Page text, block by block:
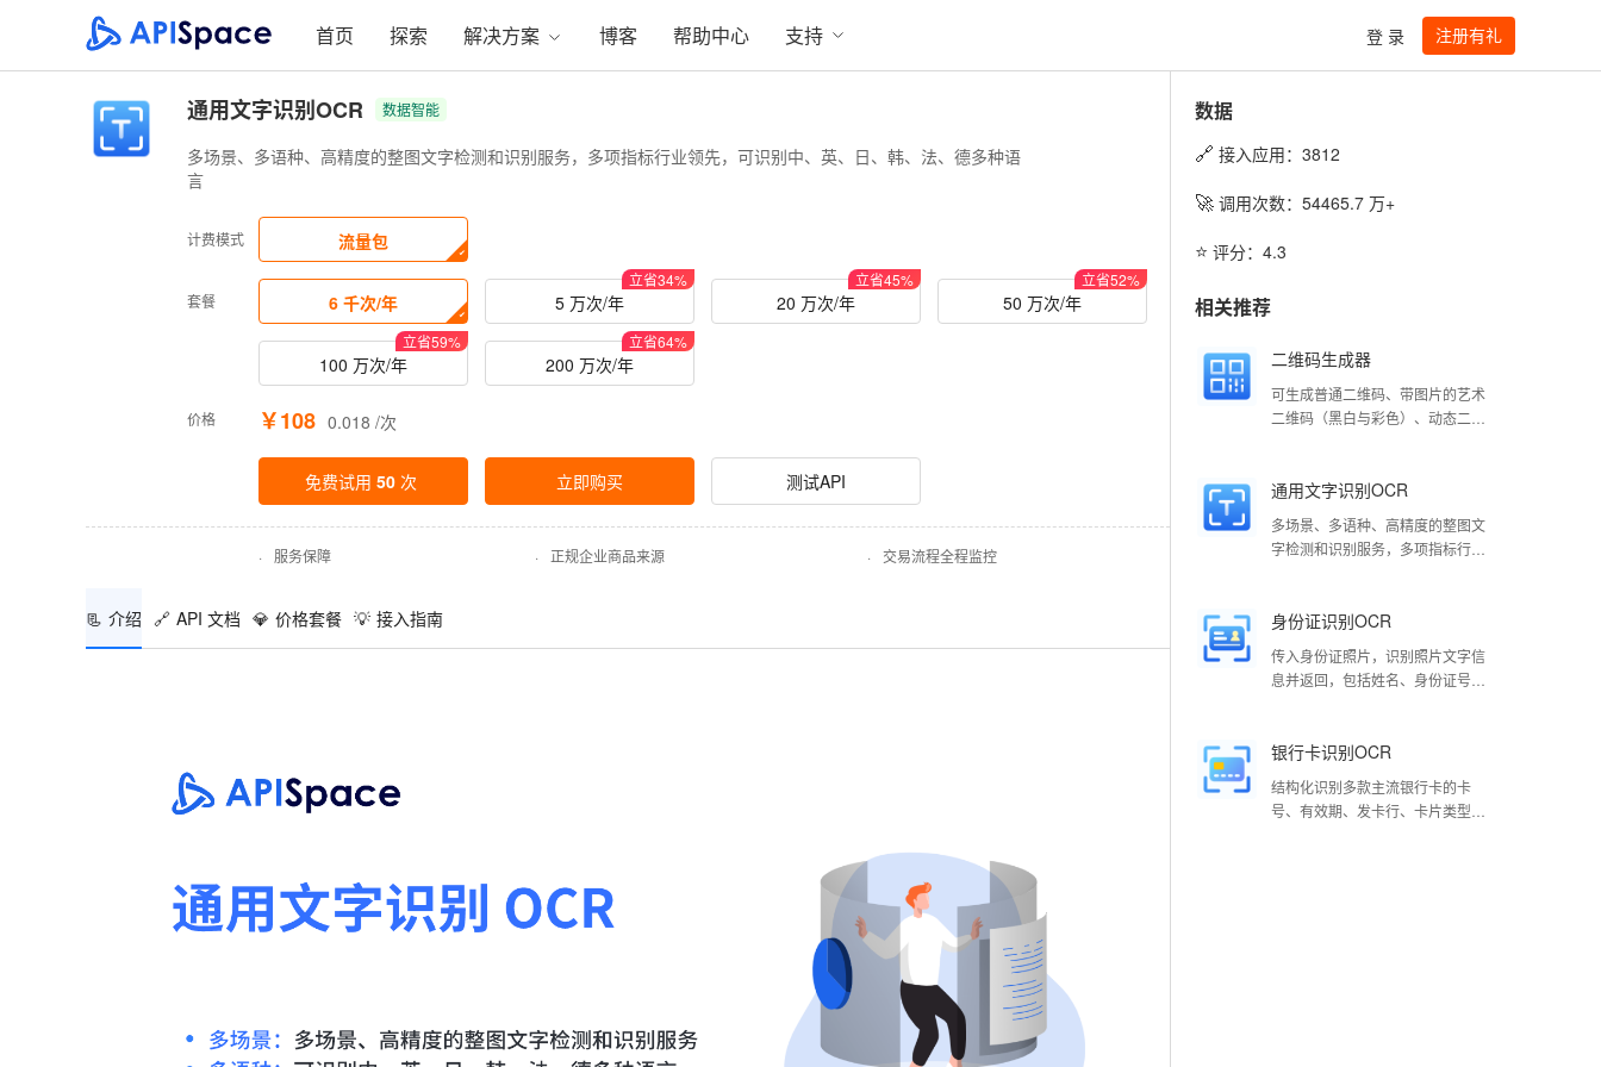
首页 探索 解决方案 博客 帮助中心 支持 登 录 注册有礼
通用文字识别OCR 数据智能
多场景、多语种、高精度的整图文字检测和识别服务，多项指标行业领先，可识别中、英、日、韩、法、德多种语
言
计费模式 流量包
套餐 6 千次/年 5 万次/年
立省34%
20 万次/年
立省45%
50 万次/年
立省52%
100 万次/年
立省59%
200 万次/年
立省64%
价格 ￥108 0.018 /次
免费试用 50 次 立即购买 测试API
· 服务保障 · 正规企业商品来源 · 交易流程全程监控
📃 介绍 🔗 API 文档 💎 价格套餐 💡 接入指南
数据
🔗 接入应用： 3812
🚀 调用次数： 54465.7万+
⭐️ 评分： 4.3
相关推荐
二维码生成器
可生成普通二维码、带图片的艺术
二维码（黑白与彩色）、动态二维
通用文字识别OCR
多场景、多语种、高精度的整图文
字检测和识别服务，多项指标行业
身份证识别OCR
传入身份证照片，识别照片文字信
息并返回，包括姓名、身份证号
银行卡识别OCR
结构化识别多款主流银行卡的卡
号、有效期、发卡行、卡片类型、